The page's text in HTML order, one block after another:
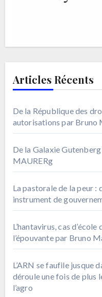
Articles Récents
De la République des
autorisations par Bruno
De la Galaxie
MAURERg
La pastorale de la peur :
instrument de
L’hantavirus, cas
l’épouvante par Bruno
L’ARN se faufile jusque
déroule une fois de plus
l’agro